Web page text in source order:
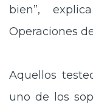
bien”,
Operaciones
Aquellos
uno de los